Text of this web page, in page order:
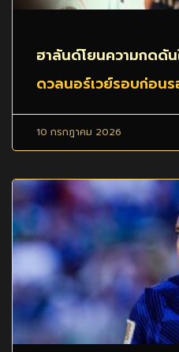
ฮาลันด์โยนความกดดั
ดวลนอร์เวย์รอบก่อน
10 กรกฎาคม 2026